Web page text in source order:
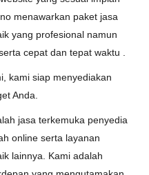
menawarkan paket jasa
yang profesional namun
cepat dan tepat waktu .
kami siap menyediakan
Anda.
jasa terkemuka penyedia
online serta layanan
lainnya. Kami adalah